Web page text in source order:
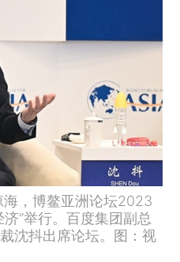
，博鳌亚洲论坛2023
”举行。百度集团副总
沈抖出席论坛。图：视